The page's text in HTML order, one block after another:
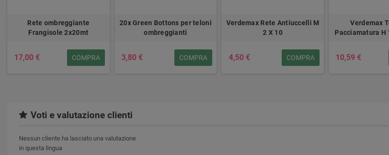
Rete ombreggiante
Frangisole 2x20mt
17,00 € COMPRA
20x Green Bottons per teloni
ombreggianti
3,80 € COMPRA
Verdemax Rete Antiuccelli M
2 X 10
4,50 € COMPRA
Verdemax
Pacciamatura H
10,59 €
Voti e valutazione clienti
Nessun cliente ha lasciato una valutazione
in questa lingua